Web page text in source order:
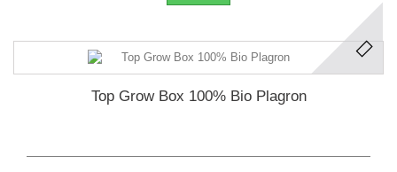
Top Grow Box 100% Bio Plagron